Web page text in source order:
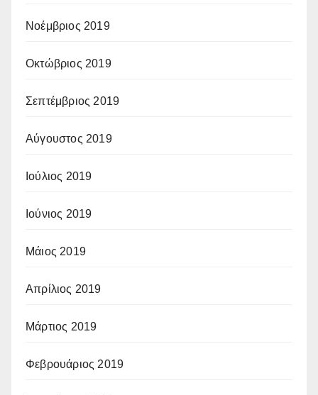
Νοέμβριος 2019
Οκτώβριος 2019
Σεπτέμβριος 2019
Αύγουστος 2019
Ιούλιος 2019
Ιούνιος 2019
Μάιος 2019
Απρίλιος 2019
Μάρτιος 2019
Φεβρουάριος 2019